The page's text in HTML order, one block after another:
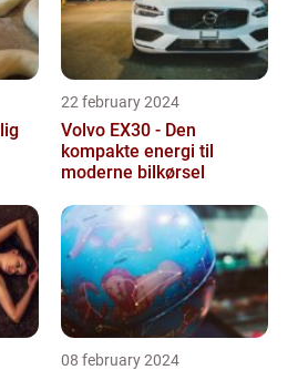
22 february 2024
Volvo EX30 - Den
kompakte energi til
moderne bilkørsel
08 february 2024